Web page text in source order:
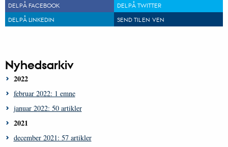
DEL PÅ FACEBOOK
DEL PÅ TWITTER
DEL PÅ LINKEDIN
SEND TIL EN VEN
Nyhedsarkiv
2022
februar 2022: 1 emne
januar 2022: 50 artikler
2021
december 2021: 57 artikler